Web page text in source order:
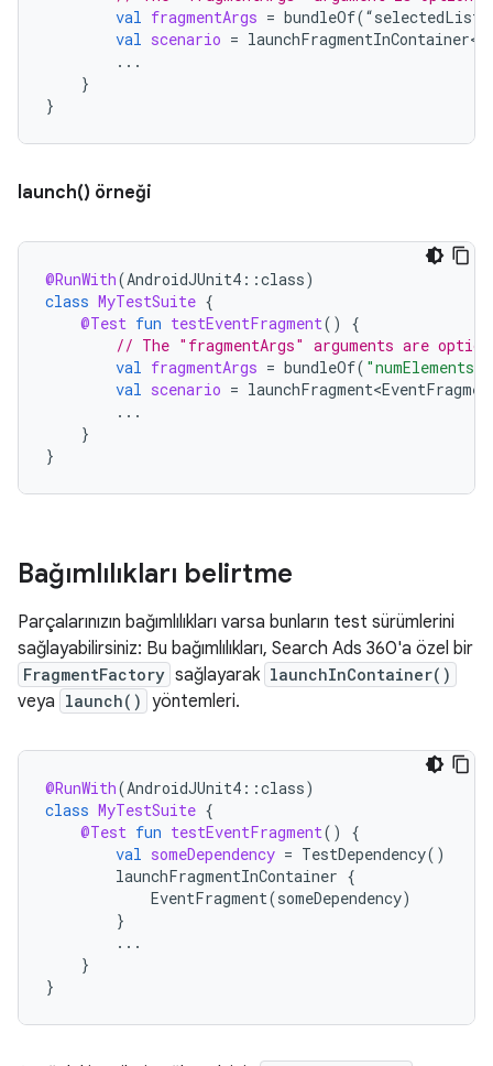
val fragmentArgs = bundleOf(“
val scenario =
...
}
}
launch() örneği
@RunWith(AndroidJUnit4 ::class)
class MyTestSuite {
@Test fun testEventFragment()
{
// The "fragmentArgs" arguments are
val fragmentArgs = bundleOf( "numElements"
val scenario =
...
}
}
Bağımlılıkları belirtme
Parçalarınızın bağımlılıkları varsa bunların test sürümlerini
sağlayabilirsiniz: Bu bağımlılıkları, Search Ads 360'a özel bir
FragmentFactory sağlayarak launchInContainer()
veya launch() yöntemleri.
@RunWith(AndroidJUnit4 ::class)
class MyTestSuite {
@Test fun testEventFragment()
{
val someDependency = TestDependency()
launchFragmentInContainer {
EventFragment(someDependency)
}
...
}
}